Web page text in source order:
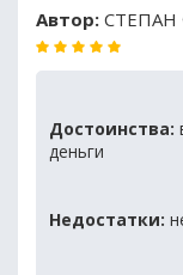
Автор: СТЕПАН
Достоинства:
деньги
Недостатки: